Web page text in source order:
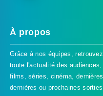
À propos
Grâce à nos équipes,
toute l'actualité des
films, séries, cinéma,
dernières ou prochaines